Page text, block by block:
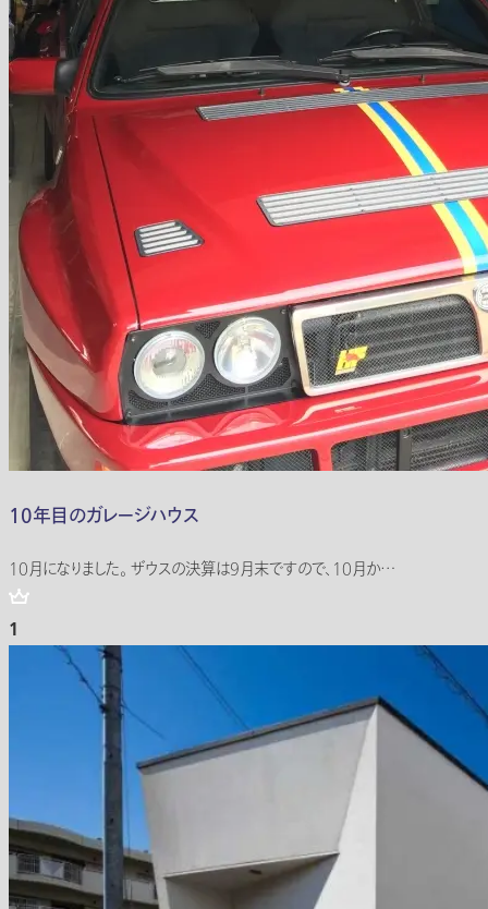
10年目のガレージハウス
10月になりました。 ザウスの決算は9月末ですので、10月か…
1